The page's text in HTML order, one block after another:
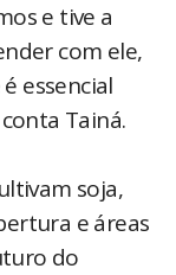
e tive a
com ele,
essencial
Tainá.
soja,
e áreas
do